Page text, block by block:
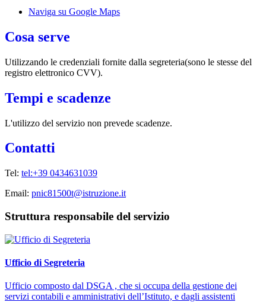
Naviga su Google Maps
Cosa serve
Utilizzando le credenziali fornite dalla segreteria(sono le stesse del
registro elettronico CVV).
Tempi e scadenze
L'utilizzo del servizio non prevede scadenze.
Contatti
Tel: tel:+39 0434631039
Email: pnic81500t@istruzione.it
Struttura responsabile del servizio
Ufficio di Segreteria
Ufficio composto dal DSGA , che si occupa della gestione dei
servizi contabili e amministrativi dell’Istituto, e dagli assistenti